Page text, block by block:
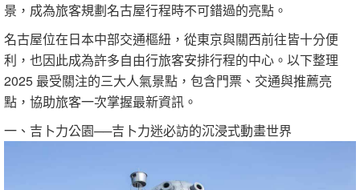
景，成為旅客規劃名古屋行程時不可錯過的亮點。
名古屋位在日本中部交通樞紐，從東京與關西前往皆十分便
利，也因此成為許多自由行旅客安排行程的中心。以下整理
2025 最受關注的三大人氣景點，包含門票、交通與推薦亮
點，協助旅客一次掌握最新資訊。
一、吉卜力公園──吉卜力迷必訪的沉浸式動畫世界